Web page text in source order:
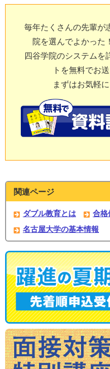
毎年たくさんの先輩が
院を選んでよかった
四谷学院のシステムを
トを無料でお
まずはお気軽
関連ページ
ダブル教育とは 合
名古屋大学の基本情報